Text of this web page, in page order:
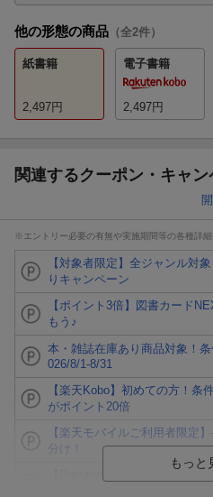
他の形態の商品 （全2件）
紙書籍
2,497円
電子書籍
2,497円
関連するクーポン・キャン
※エントリー必要の有無や実施期間等の各種詳
【対象者限定】全ジャンル対
りキャンペーン
【ポイント3倍】図書カード
もう♪
本・雑誌在庫あり商品対象！
026/8/1-8/31
【楽天Kobo】初めての方！条
がポイント20倍
【楽天モバイルご利用者限定
分け！